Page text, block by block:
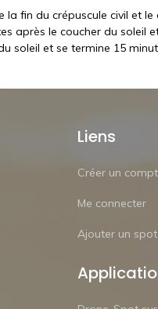
fin du crépuscule civil et
après le coucher du soleil
soleil et se termine 15
Liens
Créer un
Me connecter
Ajouter un spot